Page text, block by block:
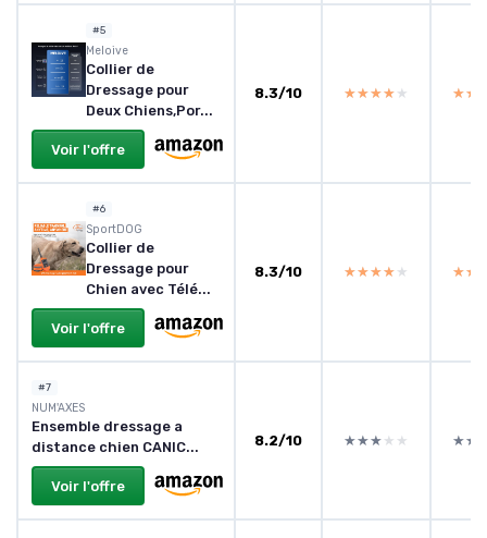
#5
Meloive
Collier de
Dressage pour
Deux Chiens,Por...
Voir l'offre
8.3/10 ★★★★★
★★★★★
#6
SportDOG
Collier de
Dressage pour
Chien avec Télé...
Voir l'offre
8.3/10 ★★★★★
★★★★★
#7
NUM'AXES
Ensemble dressage a
distance chien CANIC...
Voir l'offre
8.2/10 ★★★★★
★★★★★